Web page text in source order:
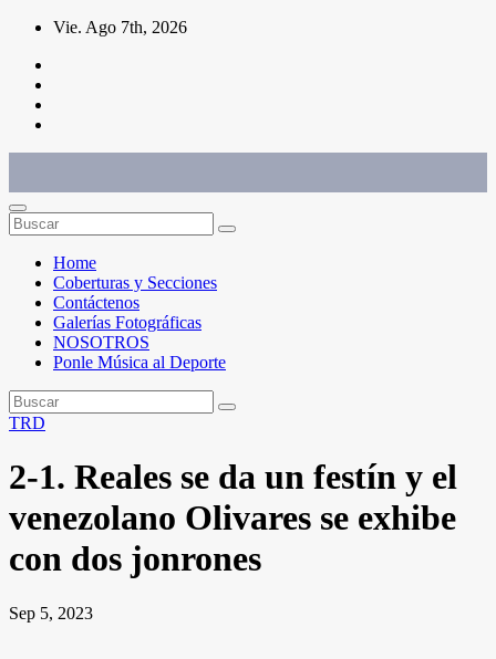
Saltar
contenido
Vie. Ago 7th, 2026
Home
Coberturas y Secciones
Contáctenos
Galerías Fotográficas
NOSOTROS
Ponle Música al Deporte
TRD
2-1. Reales se da un festín y el
venezolano Olivares se exhibe
con dos jonrones
Sep 5, 2023